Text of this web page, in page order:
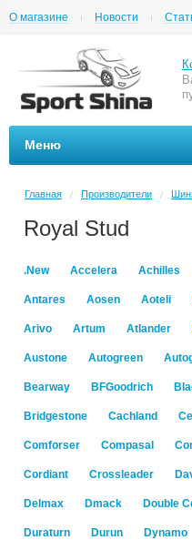
О магазине Новости
Меню
Главная / Производители /
Royal Stud
.New Accelera Achilles
Antares Aosen Aoteli
Arivo Artum Atlander
Austone Autogreen
Bearway BFGoodrich
Bridgestone Cachland
Comforser Compasal
Cordiant Crossleader
Delmax Dmack Double
Duraturn Durun Dynamo